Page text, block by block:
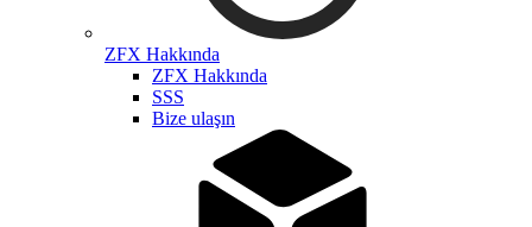
ZFX Hakkında
ZFX Hakkında
SSS
Bize ulaşın